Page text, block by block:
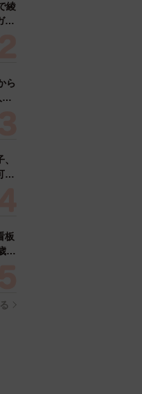
綾
ラ
ら
愛
板
元